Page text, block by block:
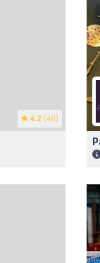
4.2 (48)